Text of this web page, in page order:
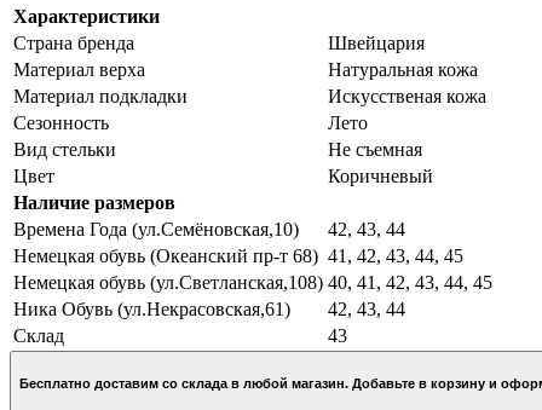
Характеристики
Страна бренда
Швейцария
Материал верха
Натуральная кожа
Материал подкладки
Искусственая кожа
Сезонность
Лето
Вид стельки
Не съемная
Цвет
Коричневый
Наличие размеров
Времена Года (ул.Семёновская,10)
42, 43, 44
Немецкая обувь (Океанский пр-т 68) 41, 42, 43, 44, 45
Немецкая обувь (ул.Светланская,108) 40, 41, 42, 43, 44, 45
Ника Обувь (ул.Некрасовская,61)
42, 43, 44
Склад
43
Бесплатно доставим со склада в любой магазин. Добавьте в